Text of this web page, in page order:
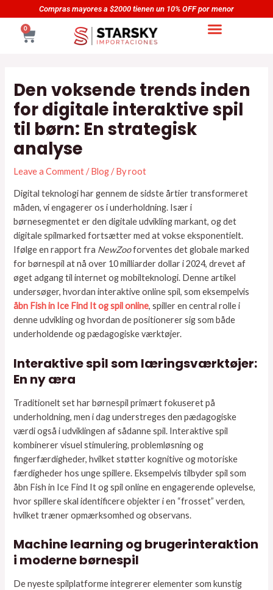
to
content
Compras mayores a $2000 tienen un 10% OFF por menor
0
CART
Den voksende trends inden
for digitale interaktive spil
til børn: En strategisk
analyse
Leave a Comment /Blog/ Byroot
Digital teknologi har gennem de sidste årtier transformeret
måden, vi engagerer os i underholdning. Især i
børnesegmentet er den digitale udvikling markant, og det
digitale spilmarked fortsætter med at vokse eksponentielt.
Ifølge en rapport fra NewZooforventes det globale marked
for børnespil at nå over 10 milliarder dollar i 2024, drevet af
øget adgang til internet og mobilteknologi. Denne artikel
undersøger, hvordan interaktive online spil, som eksempelvis
åbn Fish in Ice Find It og spil online, spiller en central rolle i
denne udvikling og hvordan de positionerer sig som både
underholdende og pædagogiske værktøjer.
Interaktive spil som læringsværktøjer:
En ny æra
Traditionelt set har børnespil primært fokuseret på
underholdning, men i dag understreges den pædagogiske
værdi også i udviklingen af sådanne spil. Interaktive spil
kombinerer visuel stimulering, problemløsning og
fingerfærdigheder, hvilket støtter kognitive og motoriske
færdigheder hos unge spillere. Eksempelvis tilbyder spil som
åbn Fish in Ice Find It og spil online en engagerende oplevelse,
hvor spillere skal identificere objekter i en “frosset” verden,
hvilket træner opmærksomhed og observans.
Machine learning og brugerinteraktion
i moderne børnespil
De nyeste spilplatforme integrerer elementer som kunstig
Navegación
de
entradas